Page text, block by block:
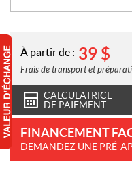
n
s
À partir de : 39 $
Frais de transport et
CALCULATRICE
DE PAIEMENT
FINANCEMENT
DEMANDEZ UNE PRÉ-